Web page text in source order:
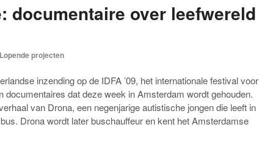
documentaire over leefwereld
Lopende projecten
inzending op de IDFA ’09, het internationale festival voor
documentaires dat deze week in Amsterdam wordt gehouden.
van Drona, een negenjarige autistische jongen die leeft in
Drona wordt later buschauffeur en kent het Amsterdamse